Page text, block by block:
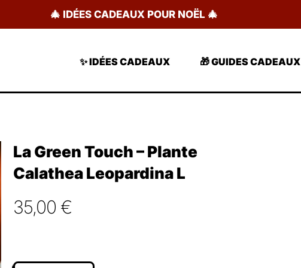
🎄 IDÉES CADEAUX POUR NOËL 🎄
✨ IDÉES CADEAUX 🎁 GUIDES CADEAUX
La Green Touch – Plante
Calathea Leopardina L
35,00 €